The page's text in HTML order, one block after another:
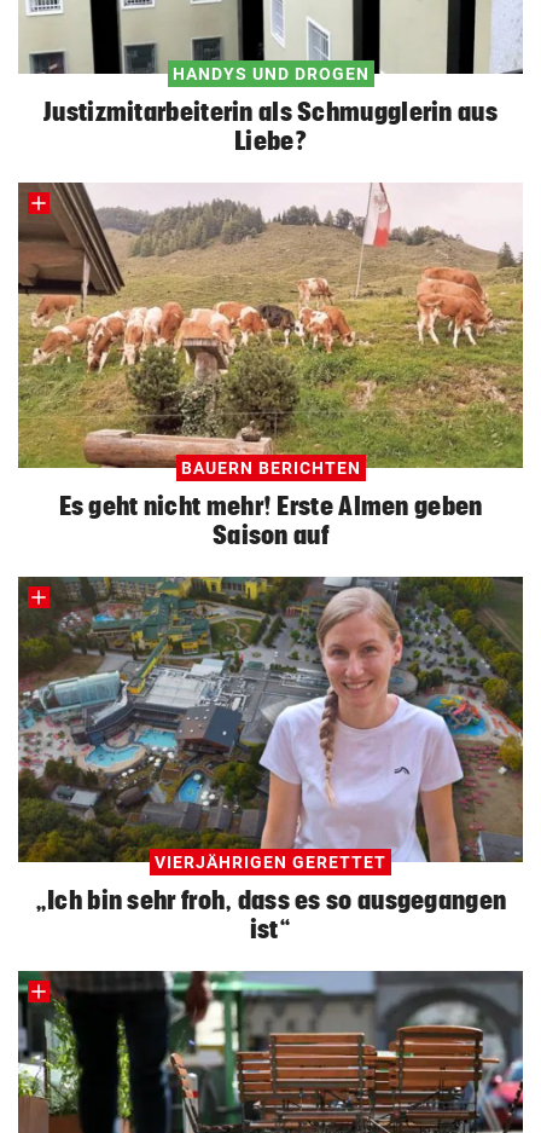
HANDYS UND DROGEN
Justizmitarbeiterin als Schmugglerin aus
Liebe?
BAUERN BERICHTEN
Es geht nicht mehr! Erste Almen geben
Saison auf
VIERJÄHRIGEN GERETTET
„Ich bin sehr froh, dass es so ausgegangen
ist“